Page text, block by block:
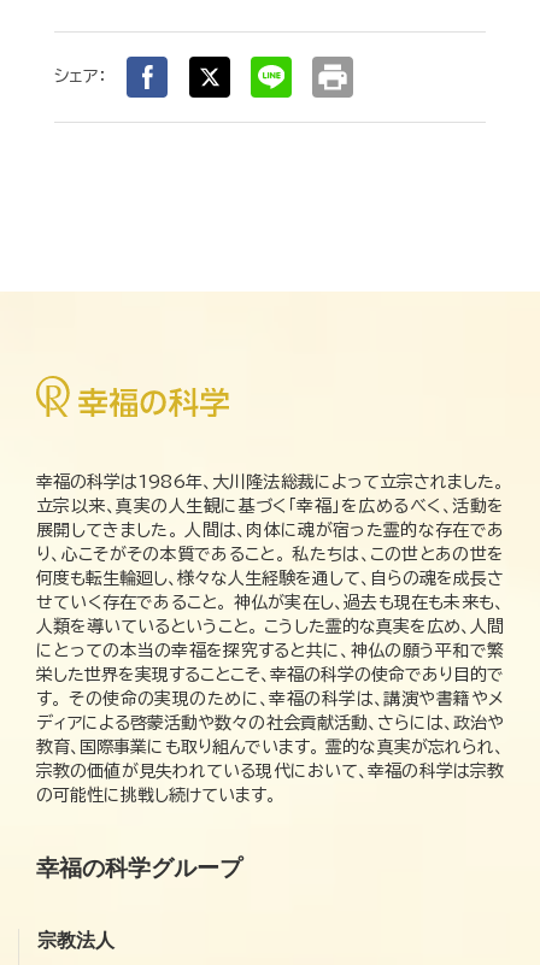
シェア： print
幸福の科学は1986年、大川隆法総裁によって立宗されました。
立宗以来、真実の人生観に基づく「幸福」を広めるべく、活動を
展開してきました。 人間は、肉体に魂が宿った霊的な存在であ
り、心こそがその本質であること。 私たちは、この世とあの世を
何度も転生輪廻し、様々な人生経験を通して、自らの魂を成長さ
せていく存在であること。 神仏が実在し、過去も現在も未来も、
人類を導いているということ。 こうした霊的な真実を広め、人間
にとっての本当の幸福を探究すると共に、神仏の願う平和で繁
栄した世界を実現することこそ、幸福の科学の使命であり目的で
す。 その使命の実現のために、幸福の科学は、講演や書籍やメ
ディアによる啓蒙活動や数々の社会貢献活動、さらには、政治や
教育、国際事業にも取り組んでいます。 霊的な真実が忘れられ、
宗教の価値が見失われている現代において、幸福の科学は宗教
の可能性に挑戦し続けています。
幸福の科学グループ
宗教法人